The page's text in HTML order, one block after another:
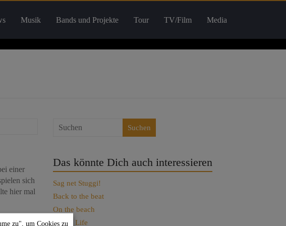
Musik Bands und Projekte Tour TV/Film Media
einer
sich
hier mal
Suchen
Das könnte Dich auch interessieren
Sag net Stuggi!
Back to the beat
On the beach
Jet Set Life
zu", um Cookies zu